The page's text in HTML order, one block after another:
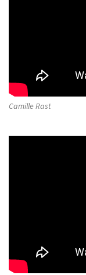
Camille Rast